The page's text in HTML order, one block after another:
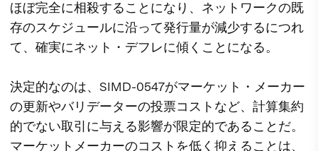
ほぼ完全に相殺することになり、ネットワークの既
存のスケジュールに沿って発行量が減少するにつれ
て、確実にネット・デフレに傾くことになる。
決定的なのは、SIMD-0547がマーケット・メーカー
の更新やバリデーターの投票コストなど、計算集約
的でない取引に与える影響が限定的であることだ。
マーケットメーカーのコストを低く抑えることは、